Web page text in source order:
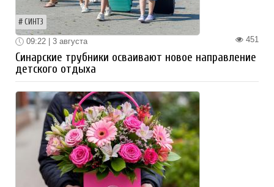
СИНТЗ
451
09:22 | 3 августа
Синарские трубники осваивают новое направление
детского отдыха